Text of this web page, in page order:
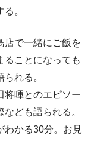
。
店で一緒にご飯を
ることになっても
れる。
将暉とのエピソー
ども語られる。
わかる30分。お見